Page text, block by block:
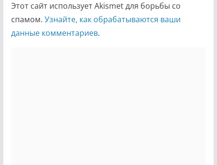
Этот сайт использует Akismet для борьбы со
спамом. Узнайте, как обрабатываются ваши
данные комментариев.